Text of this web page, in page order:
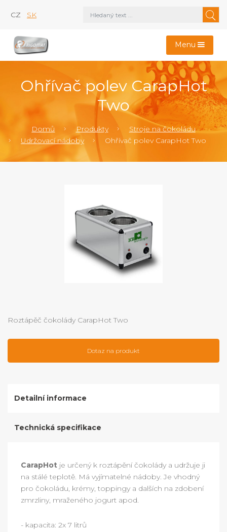
CZ SK
Menu
Ohřívač polev CarapHot
Two
Domů Produkty
Stroje na čokoládu
Udržovací nádoby
Ohřívač polev CarapHot Two
Roztápěč čokolády CarapHot Two
Dotaz na produkt
Detailní informace
Technická specifikace
CarapHotje určený k roztápění čokolády a udržuje ji
na stálé teplotě. Má vyjímatelné nádoby. Je vhodný
pro čokoládu, krémy, toppingy a dalších na zdobení
zmrzliny, mraženého jogurt apod.
- kapacita: 2x 7 litrů